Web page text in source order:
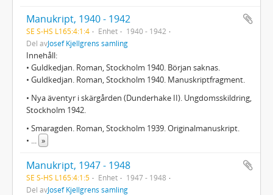
Manukript, 1940 - 1942
SE S-HS L165:4:1:4 Enhet
1940 - 1942
Del avJosef Kjellgrens samling
Innehåll:
• Guldkedjan. Roman, Stockholm 1940. Början saknas.
• Guldkedjan. Roman, Stockholm 1940. Manuskriptfragment.
• Nya äventyr i skärgården (Dunderhake II). Ungdomsskildring,
Stockholm 1942.
• Smaragden. Roman, Stockholm 1939. Originalmanuskript.
•
»
Manukript, 1947 - 1948
SE S-HS L165:4:1:5 Enhet
1947 - 1948
Del avJosef Kjellgrens samling